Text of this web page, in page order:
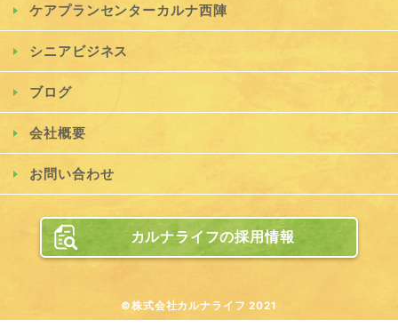
ケアプランセンターカルナ西陣
シニアビジネス
ブログ
会社概要
お問い合わせ
カルナライフの採用情報
©株式会社カルナライフ 2021